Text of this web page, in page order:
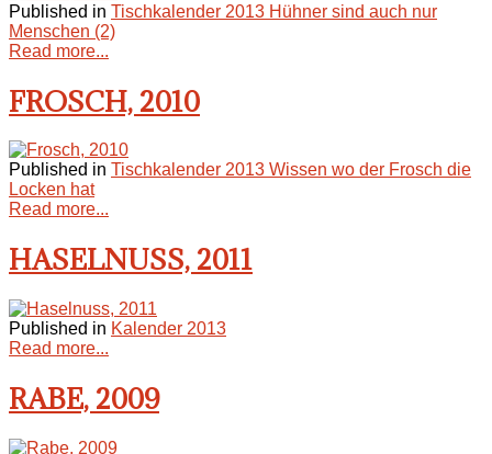
Published in Tischkalender 2013 Hühner sind auch nur
Menschen (2)
Read more...
FROSCH, 2010
Published in Tischkalender 2013 Wissen wo der Frosch die
Locken hat
Read more...
HASELNUSS, 2011
Published in Kalender 2013
Read more...
RABE, 2009